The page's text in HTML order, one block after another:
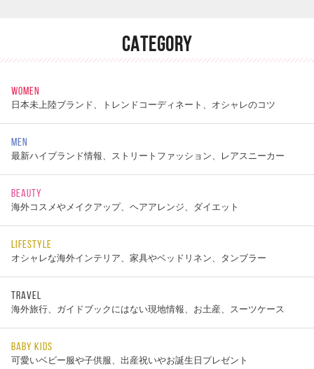
CATEGORY
WOMEN
日本未上陸ブランド、トレンドコーディネート、オシャレのコツ
MEN
最新ハイブランド情報、ストリートファッション、レアスニーカー
BEAUTY
海外コスメやメイクアップ、ヘアアレンジ、ダイエット
LIFESTYLE
オシャレな海外インテリア、家具やベッドリネン、タンブラー
TRAVEL
海外旅行、ガイドブックにはない現地情報、お土産、スーツケース
BABY KIDS
可愛いベビー服や子供服、出産祝いやお誕生日プレゼント